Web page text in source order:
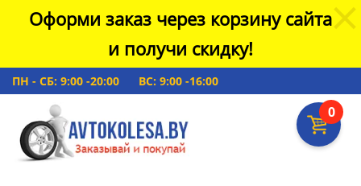
Оформи заказ через корзину сайта
и получи скидку!
ПН - СБ: 9:00 -20:00 ВС: 9:00 -16:00
0